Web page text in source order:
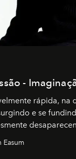
-
rápida, na
e se
abrindo caminho
Easum